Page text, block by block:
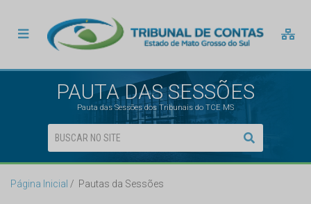
PAUTA DAS SESSÕES
Pauta das Sessões dos Tribunais do TCE MS
Página Inicial Pautas da Sessões